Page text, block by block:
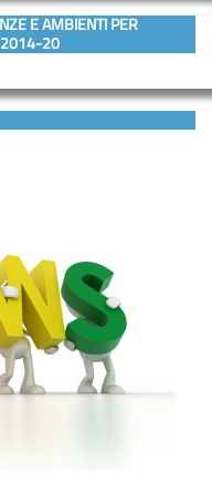
E AMBIENTI PER
2014-20